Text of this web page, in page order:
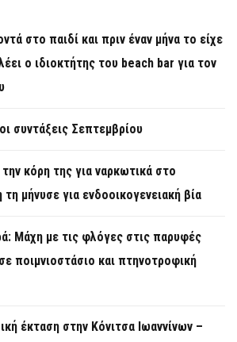
στο παιδί και πριν έναν μήνα το είχε
ο ιδιοκτήτης του beach bar για τον
συντάξεις Σεπτεμβρίου
κόρη της για ναρκωτικά στο
τη μήνυσε για ενδοοικογενειακή βία
Μάχη με τις φλόγες στις παρυφές
ποιμνιοστάσιο και πτηνοτροφική
έκταση στην Κόνιτσα Ιωαννίνων –